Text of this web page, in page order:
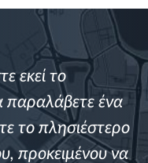
διαδρομής
εκεί το
παραλάβετε ένα
το πλησιέστερο
προκειμένου να